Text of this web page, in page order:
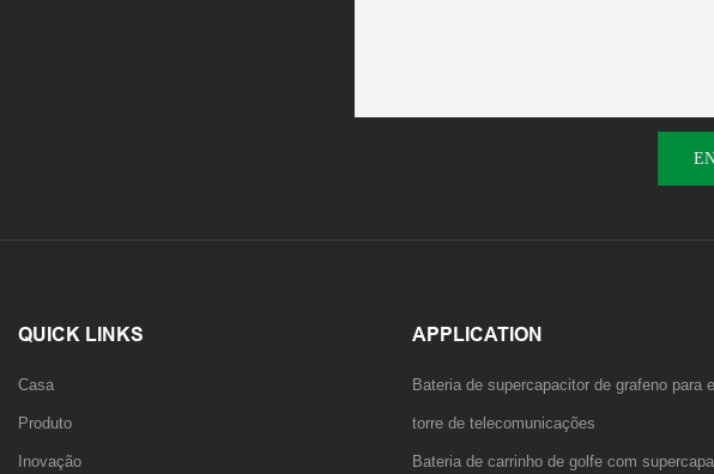
QUICK LINKS
Casa
Produto
Inovação
APPLICATION
Bateria de supercapacitor de grafeno para
torre de telecomunicações
Bateria de carrinho de golfe com